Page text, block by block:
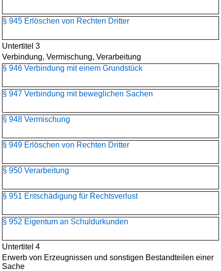
§ 945 Erlöschen von Rechten Dritter
Untertitel 3
Verbindung, Vermischung, Verarbeitung
§ 946 Verbindung mit einem Grundstück
§ 947 Verbindung mit beweglichen Sachen
§ 948 Vermischung
§ 949 Erlöschen von Rechten Dritter
§ 950 Verarbeitung
§ 951 Entschädigung für Rechtsverlust
§ 952 Eigentum an Schuldurkunden
Untertitel 4
Erwerb von Erzeugnissen und sonstigen Bestandteilen einer
Sache